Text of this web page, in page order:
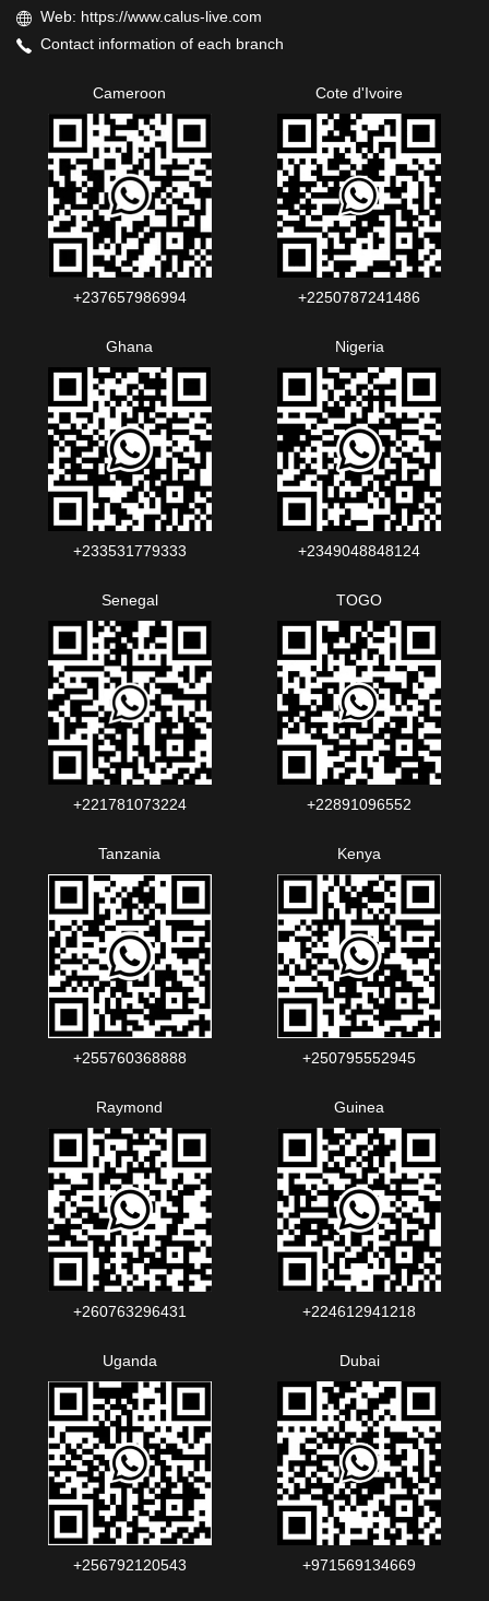
Web: https://www.calus-live.com
Contact information of each branch
Cameroon
+237657986994‬‬
Cote d'Ivoire
+2250787241486‬‬
Ghana
+233531779333
Nigeria
+2349048848124‬‬‬
Senegal
+221781073224‬‬
TOGO
+22891096552‬‬‬‬
Tanzania
+255760368888
Kenya
+250795552945
Raymond
+260763296431
Guinea
+224612941218
Uganda
+256792120543‬
Dubai
+971569134669